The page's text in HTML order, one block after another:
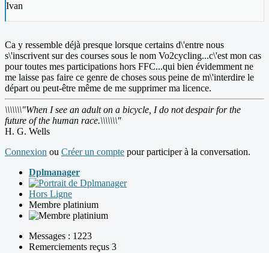
Ivan
Ca y ressemble déjà presque lorsque certains d\'entre nous
s\'inscrivent sur des courses sous le nom Vo2cycling...c\'est mon cas
pour toutes mes participations hors FFC...qui bien évidemment ne
me laisse pas faire ce genre de choses sous peine de m\'interdire le
départ ou peut-être même de me supprimer ma licence.
\\\\\\\"When I see an adult on a bicycle, I do not despair for the
future of the human race.\\\\\\\"
H. G. Wells
Connexion ou Créer un compte pour participer à la conversation.
Dplmanager
Hors Ligne
Membre platinium
Messages : 1223
Remerciements reçus 3